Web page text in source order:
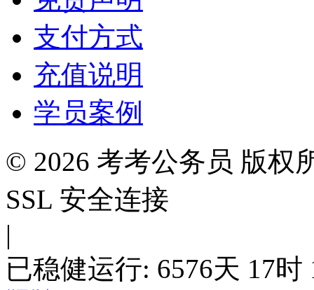
支付方式
充值说明
学员案例
© 2026 考考公务员 版权
SSL 安全连接
|
已稳健运行: 6576天 17时